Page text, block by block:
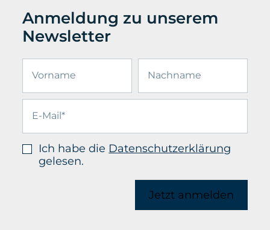
Anmeldung zu unserem
Newsletter
Ich habe die Datenschutzerklärung
gelesen.
Jetzt anmelden